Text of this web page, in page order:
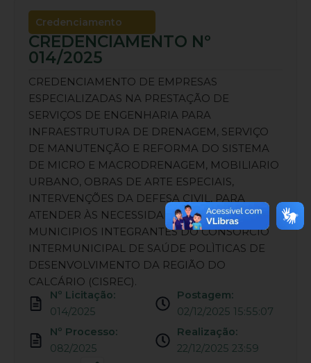
Credenciamento
CREDENCIAMENTO Nº
014/2025
CREDENCIAMENTO DE EMPRESAS
ESPECIALIZADAS NA PRESTAÇÃO DE
SERVIÇOS DE ENGENHARIA PARA
INFRAESTRUTURA DE DRENAGEM, SERVIÇO
DE MANUTENÇÃO E REFORMA DO SISTEMA
DE MICRO E MACRODRENAGEM, MOBILIARIO
URBANO, OBRAS DE ARTE ESPECIAIS,
INTERVENÇÕES DA DEFESA CIVIL, PARA
ATENDER ÀS NECESSIDADES DOS
MUNICIPIOS INTEGRANTES DO CONSORCIO
INTERMUNICIPAL DE SAÚDE POLÌTICAS DE
DESENVOLVIMENTO DA REGIÃO DO
CALCÁRIO (CISREC).
Nº Licitação:
014/2025
Nº Processo:
082/2025
Postagem:
02/12/2025 15:55:07
Realização:
22/12/2025 23:59